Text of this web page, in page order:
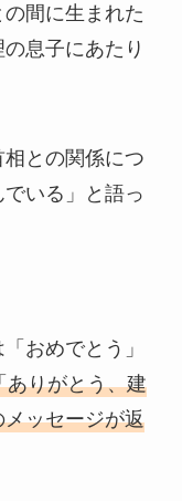
間に生まれた
息子にあたり
との関係につ
いる」と語っ
おめでとう」
ありがとう、建
ッセージが返